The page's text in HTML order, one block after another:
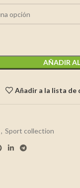
AÑADIR
Añadir a la lista de
, Sport collection